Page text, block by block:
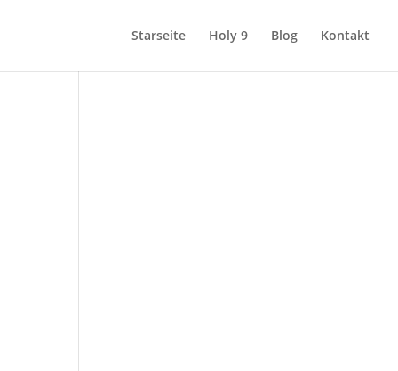
Starseite Holy 9 Blog Kontakt